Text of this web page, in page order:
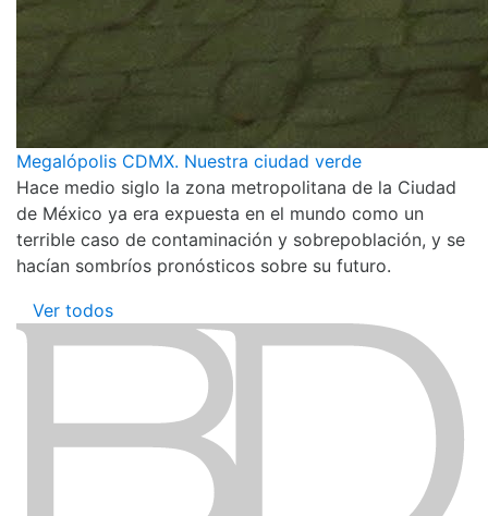
Megalópolis CDMX. Nuestra ciudad verde
Hace medio siglo la zona metropolitana de la Ciudad
de México ya era expuesta en el mundo como un
terrible caso de contaminación y sobrepoblación, y se
hacían sombríos pronósticos sobre su futuro.
Ver todos